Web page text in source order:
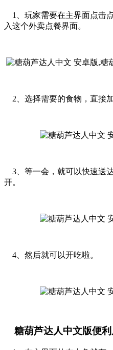
1、玩家需要在主界面点击
入这个外卖点餐界面。
2、选择需要的食物，直接
3、等一会，就可以快速送
开。
4、然后就可以开吃啦。
糖葫芦达人中文版便利